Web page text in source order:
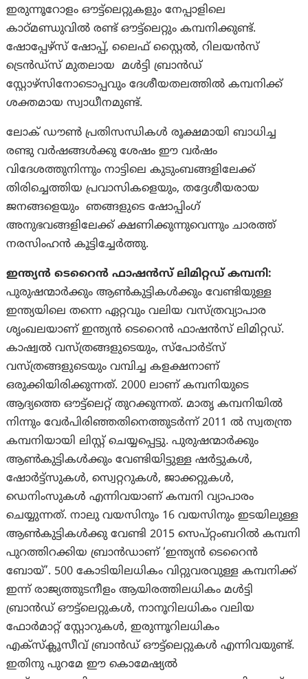
ഇരുന്നൂറോളം ഔട്ട്‌ലെറ്റുകളും നേപ്പാളിലെ
കാഠ്മണ്ഡുവിൽ രണ്ട് ഔട്ട്ലെറ്റും കമ്പനിക്കുണ്ട്.
ഷോപ്പേഴ്സ് ഷോപ്പ്, ലൈഫ് സ്റ്റൈൽ, റിലയൻസ്
ട്രെൻഡ്സ് മുതലായ മൾട്ടി ബ്രാൻഡ്
സ്റ്റോഴ്സിനോടൊപ്പവും ദേശീയതലത്തിൽ കമ്പനിക്ക്
ശക്തമായ സ്വാധീനമുണ്ട്.
ലോക് ഡൗൺ പ്രതിസന്ധികൾ രൂക്ഷമായി ബാധിച്ച
രണ്ടു വർഷങ്ങൾക്കു ശേഷം ഈ വർഷം
വിദേശത്തുനിന്നും നാട്ടിലെ കുടുംബങ്ങളിലേക്ക്
തിരിച്ചെത്തിയ പ്രവാസികളെയും, തദ്ദേശീയരായ
ജനങ്ങളെയും ഞങ്ങളുടെ ഷോപ്പിംഗ്
അനുഭവങ്ങളിലേക്ക് ക്ഷണിക്കുന്നുവെന്നും ചാരത്ത്
നരസിംഹൻ കൂട്ടിച്ചേർത്തു.
ഇന്ത്യന്‍ ടെറൈന്‍ ഫാഷന്‍സ് ലിമിറ്റഡ് കമ്പനി:
പുരുഷന്മാര്‍ക്കും ആണ്‍കുട്ടികള്‍ക്കും വേണ്ടിയുള്ള
ഇന്ത്യയിലെ തന്നെ ഏറ്റവും വലിയ വസ്ത്രവ്യാപാര
ശൃംഖലയാണ് ഇന്ത്യന്‍ ടെറൈന്‍ ഫാഷന്‍സ് ലിമിറ്റഡ്.
കാഷ്വല്‍ വസ്ത്രങ്ങളുടെയും, സ്പോര്‍ട്സ്
വസ്ത്രങ്ങളുടെയും വമ്പിച്ച കളക്ഷനാണ്
ഒരുക്കിയിരിക്കുന്നത്. 2000 ലാണ് കമ്പനിയുടെ
ആദ്യത്തെ ഔട്ട്‌ലെറ്റ് തുറക്കുന്നത്. മാതൃ കമ്പനിയില്‍
നിന്നും വേര്‍പിരിഞ്ഞതിനെത്തുടര്‍ന്ന് 2011 ല്‍ സ്വതന്ത്ര
കമ്പനിയായി ലിസ്റ്റ് ചെയ്യപ്പെട്ടു. പുരുഷന്മാര്‍ക്കും
ആണ്‍കുട്ടികള്‍ക്കും വേണ്ടിയിട്ടുള്ള ഷര്‍ട്ടുകള്‍,
ഷോര്‍ട്ട്സുകള്‍, സ്വെറ്ററുകള്‍, ജാക്കറ്റുകള്‍,
ഡെനിംസുകള്‍ എന്നിവയാണ് കമ്പനി വ്യാപാരം
ചെയ്യുന്നത്. നാലു വയസിനും 16 വയസിനും ഇടയിലുള്ള
ആണ്‍കുട്ടികള്‍ക്കു വേണ്ടി 2015 സെപ്റ്റംബറില്‍ കമ്പനി
പുറത്തിറക്കിയ ബ്രാന്‍ഡാണ് ‘ഇന്ത്യന്‍ ടെറൈന്‍
ബോയ്’. 500 കോടിയിലധികം വിറ്റുവരവുള്ള കമ്പനിക്ക്
ഇന്ന് രാജ്യത്തുടനീളം ആയിരത്തിലധികം മള്‍ട്ടി
ബ്രാന്‍ഡ് ഔട്ട്‌ലെറ്റുകള്‍, നാനൂറിലധികം വലിയ
ഫോര്‍മാറ്റ് സ്റ്റോറുകള്‍, ഇരുന്നൂറിലധികം
എക്സ്ക്ലൂസീവ് ബ്രാന്‍ഡ് ഔട്ട്‌ലെറ്റുകള്‍ എന്നിവയുണ്ട്.
ഇതിനു പുറമേ ഈ കൊമേഷ്യല്‍